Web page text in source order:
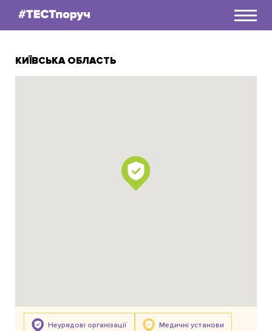
Як дізнатися свій статус
КИЇВСЬКА ОБЛАСТЬ
Неурядові організації Медичні установи